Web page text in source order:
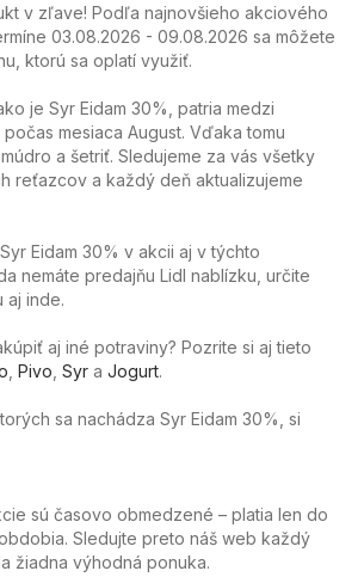
v zľave! Podľa najnovšieho akciového
03.08.2026 - 09.08.2026 sa môžete
ktorú sa oplatí využiť.
je Syr Eidam 30%, patria medzi
mesiaca August. Vďaka tomu
a šetriť. Sledujeme za vás všetky
reťazcov a každý deň aktualizujeme
Eidam 30% v akcii aj v týchto
nemáte predajňu Lidl nablízku, určite
aj inde.
aj iné potraviny? Pozrite si aj tieto
Pivo Syr a Jogurt.
sa nachádza Syr Eidam 30%, si
sú časovo obmedzené – platia len do
Sledujte preto náš web každý
žiadna výhodná ponuka.